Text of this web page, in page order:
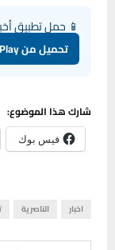
📱 حمل تطبيق
تحميل من Google Play
شارك هذا الموضوع:
فيس بوك
اخبار الناصرية